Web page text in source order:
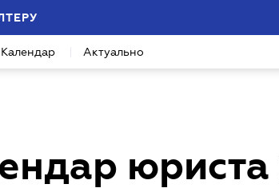
Календар Актуально
юриста